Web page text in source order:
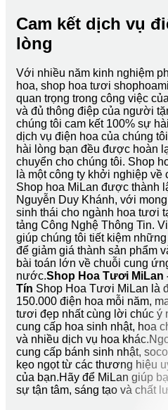
Cam kết dịch vụ
lòng
Với nhiều năm kinh nghiệm
hoa, shop hoa tươi
quan trọng trong công việc
và đủ thông điệp của người
chúng tôi cam kết 100% sự
dịch vụ điện hoa của chúng
hài lòng bạn đều được hoàn
chuyển cho chúng tôi. Shop
là một công ty khởi nghiệp về
Shop hoa MiLan được thành
Nguyễn Duy Khánh, với
sinh thái cho ngành hoa tươi
tảng Công Nghệ Thông Tin.
giúp chúng tôi tiết kiệm
để giảm giá thành sản phẩm
bài toán lớn về chuỗi cung
nước.Shop Hoa Tươi MiLan
Tín Shop Hoa Tươi MiLan là
150.000 điện hoa mỗi năm,
tươi đẹp nhất cùng lời chúc ý
cung cấp hoa sinh nhật, hoa
và nhiều dịch vụ hoa
cung cấp bánh sinh nhật,
kẹo ngọt từ các thương hiệu
của bạn.Hãy để MiLan giúp
sự tận tâm, sáng tạo và chất